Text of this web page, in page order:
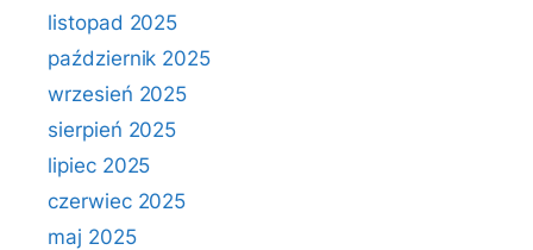
listopad 2025
październik 2025
wrzesień 2025
sierpień 2025
lipiec 2025
czerwiec 2025
maj 2025